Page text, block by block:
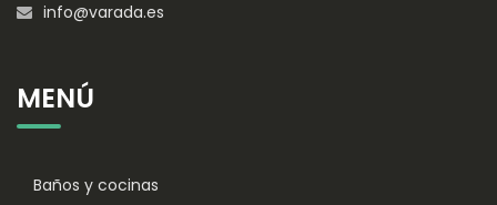
info@varada.es
MENÚ
Baños y cocinas